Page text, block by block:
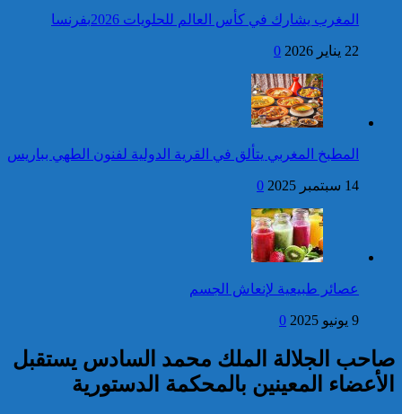
عيد العرش: جلالة الملك
يتوصل ببرقية تهنئة من رئيس
جمهورية ليتوانيا
فتح بحث للتحقق من الأفعال
الإجرامية المنسوبة لأربع وعشرين
شخصا للاشتباه في تورطهم في
الامتناع عن القيام بعمل من أعمال
وظيفتهم بغرض الارتشاء
واستغلال النفوذ
إحصائيات مكافحة الجريمة ..
استمرار ارتفاع معدل الزجر
بالعنف
كاريكاتير
المغرب يشارك في كأس العالم للحلويات 2026بفرنسا
22 يناير 2026 0
المطبخ المغربي يتألق في القرية الدولية لفنون الطهي بباريس
14 سبتمبر 2025 0
عصائر طبيعية لإنعاش الجسم
9 يونيو 2025 0
صاحب الجلالة الملك محمد السادس يستقبل
الأعضاء المعينين بالمحكمة الدستورية